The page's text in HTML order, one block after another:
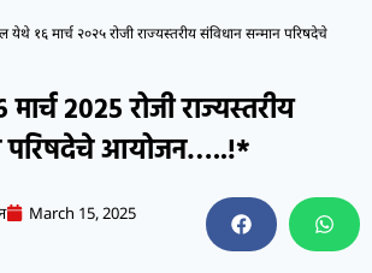
येथे १६ मार्च २०२५ रोजी राज्यस्तरीय संविधान सन्मान परिषदेचे
२०२५ रोजी राज्यस्तरीय
परिषदेचे आयोजन…..!*
March 15, 2025